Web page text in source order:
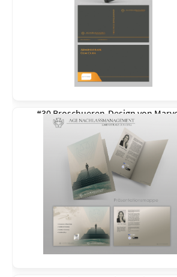
#30 Broschueren-Design von